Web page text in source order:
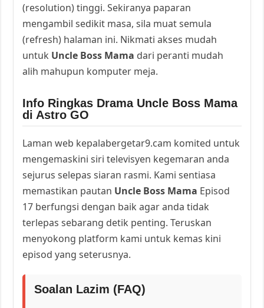
(resolution) tinggi. Sekiranya paparan
mengambil sedikit masa, sila muat semula
(refresh) halaman ini. Nikmati akses mudah
untuk Uncle Boss Mama dari peranti mudah
alih mahupun komputer meja.
Info Ringkas Drama Uncle Boss Mama
di Astro GO
Laman web kepalabergetar9.cam komited untuk
mengemaskini siri televisyen kegemaran anda
sejurus selepas siaran rasmi. Kami sentiasa
memastikan pautan Uncle Boss Mama Episod
17 berfungsi dengan baik agar anda tidak
terlepas sebarang detik penting. Teruskan
menyokong platform kami untuk kemas kini
episod yang seterusnya.
Soalan Lazim (FAQ)